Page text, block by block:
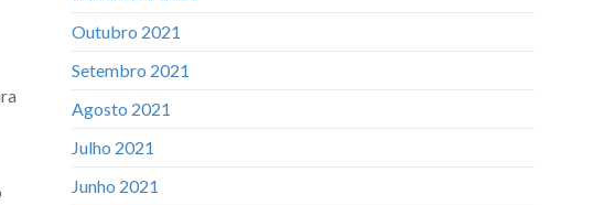
Outubro 2021
Setembro 2021
Agosto 2021
Julho 2021
Junho 2021